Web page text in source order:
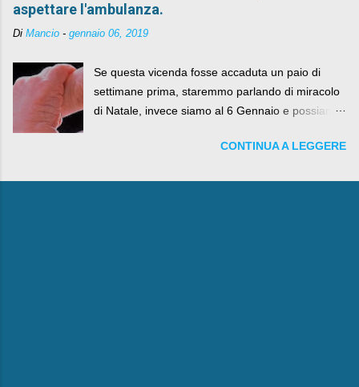
aspettare l'ambulanza.
Di Mancio - gennaio 06, 2019
Se questa vicenda fosse accaduta un paio di
settimane prima, staremmo parlando di miracolo
di Natale, invece siamo al 6 Gennaio e possiamo
e la Befana, visto il lieto epilogo della vicenda.
CONTINUA A LEGGERE